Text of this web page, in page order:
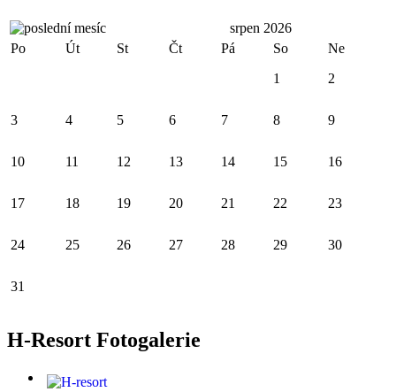
srpen 2026
Po
Út St Čt Pá So
Ne
1
2
3 4 5 6 7 8 9
10 11 12 13 14 15 16
17 18 19 20 21 22 23
24 25 26 27 28 29 30
31
H-Resort Fotogalerie